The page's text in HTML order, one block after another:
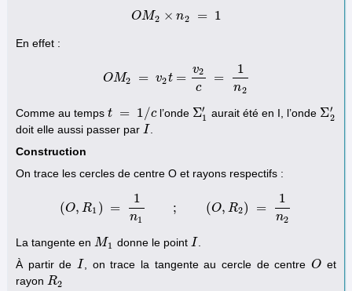
OM2 × n2 = 1
OM 2× n2 1
En effet :
OM2 = v2t =
v2
c
=
1
n2
O M2 = v2t =v2c = 1n2
Comme au tempst = 1/c
t = 1 c l’onde Σ′
1
Σ1 aurait été en I, l’onde Σ′
2
Σ2′
doit elle aussi passer par I
I
Construction
On trace les cercles de centre O et rayons respectifs :
(O, R1 ) =
1
n1
; (O, R2) =
1
n2
(O R1) 1; 2) = 1n2
La tangente en M1
M1 donne le point I
I
À partir de I
I , on trace la tangente au cercle de centreO
O et
rayon R2
R2